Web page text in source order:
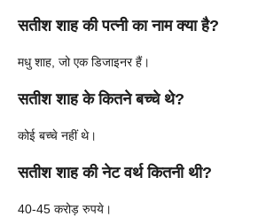
सतीश शाह की पत्नी का नाम क्या है?
मधु शाह, जो एक डिजाइनर हैं।
सतीश शाह के कितने बच्चे थे?
कोई बच्चे नहीं थे।
सतीश शाह की नेट वर्थ कितनी थी?
40-45 करोड़ रुपये।